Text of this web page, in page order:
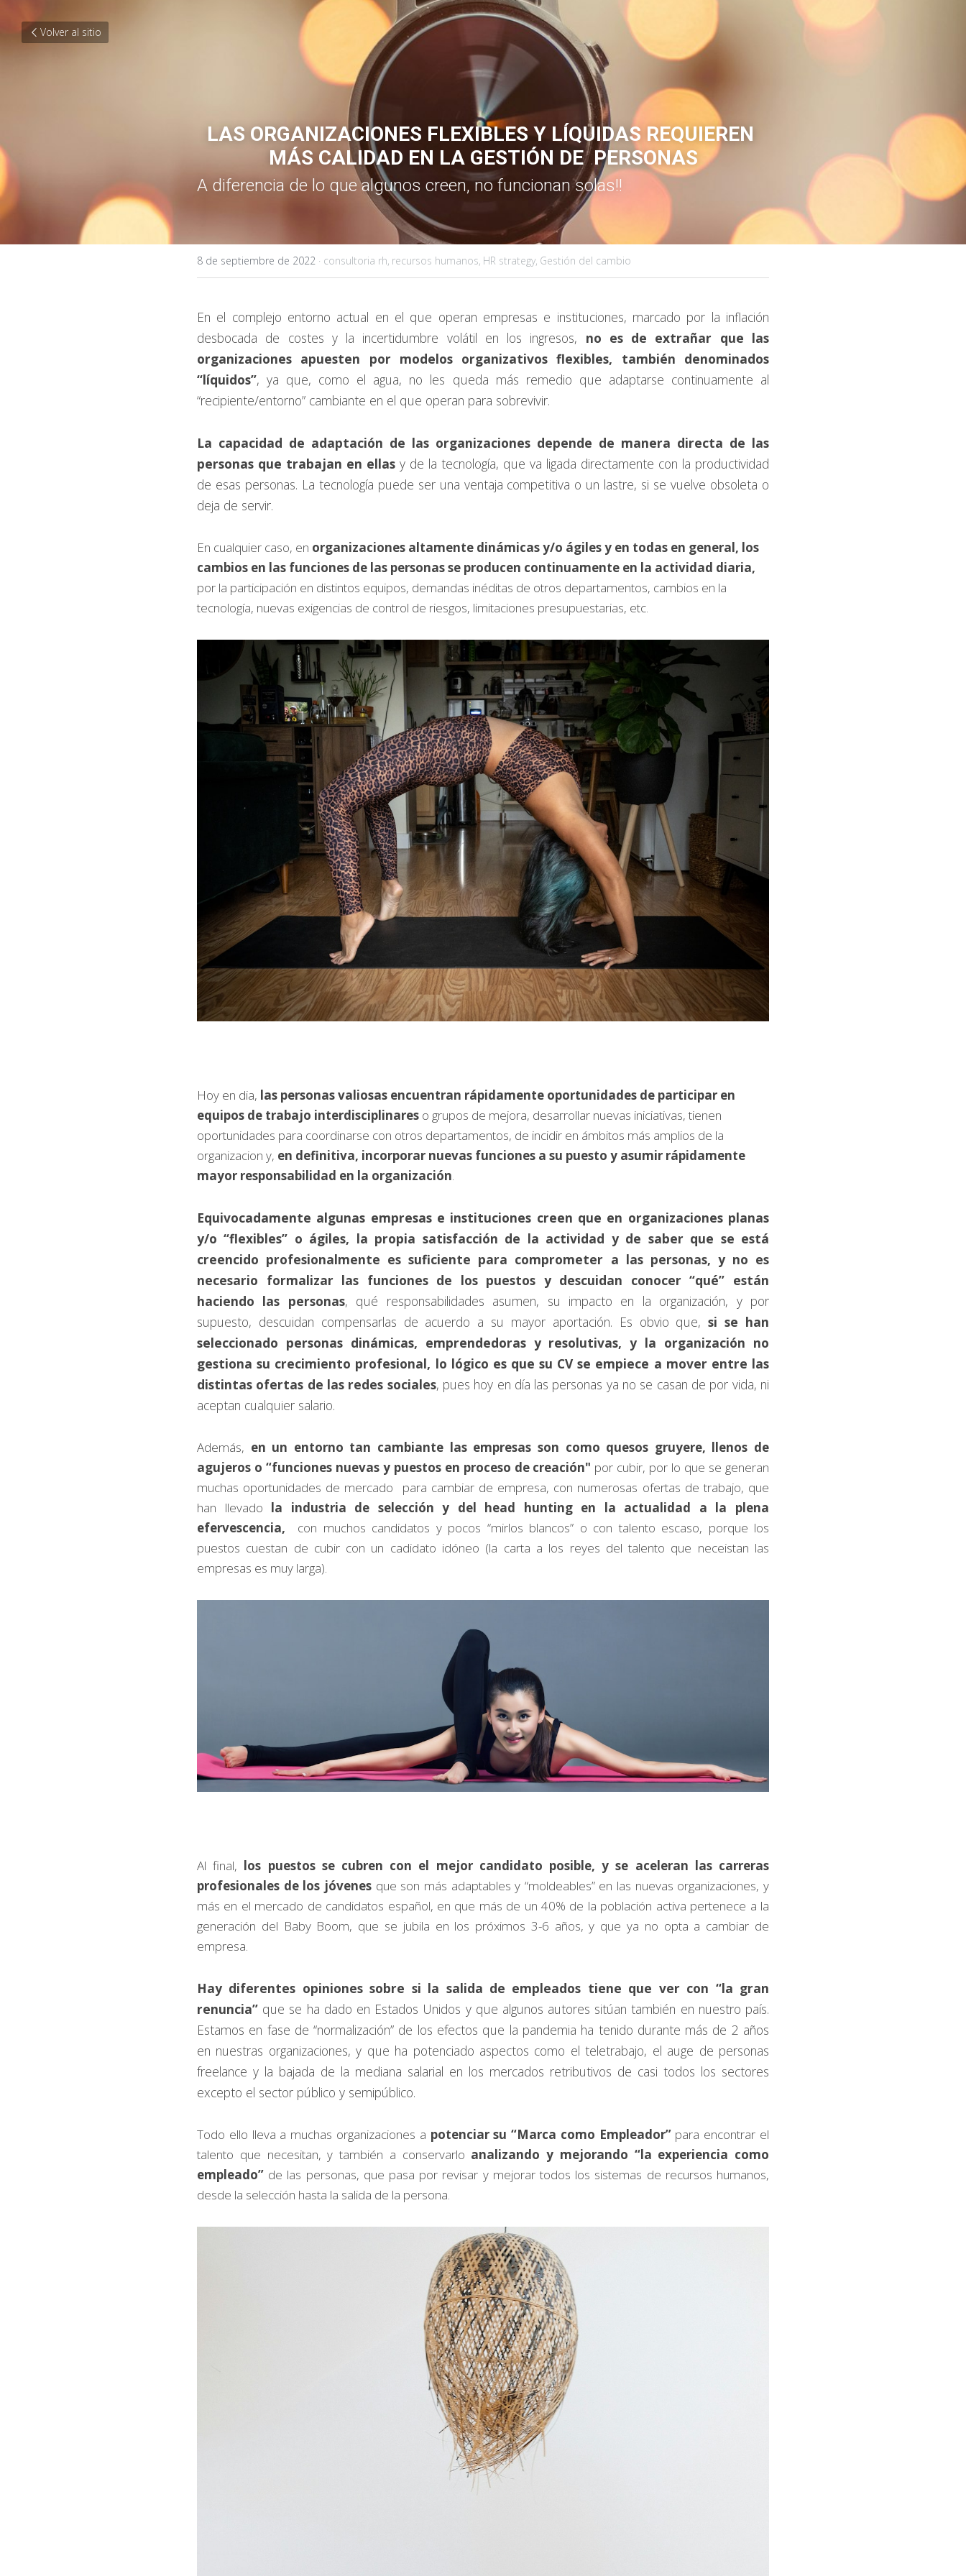
Volver al sitio
LAS ORGANIZACIONES FLEXIBLES Y LÍQUIDAS REQUIEREN
MÁS CALIDAD EN LA GESTIÓN DE  PERSONAS
A diferencia de lo que algunos creen, no funcionan solas!!
8 de septiembre de 2022 · consultoria rh, recursos humanos, HR strategy, Gestión del cambio
En el complejo entorno actual en el que operan empresas e instituciones, marcado por la inflación
desbocada de costes y la incertidumbre volátil en los ingresos, no es de extrañar que las
organizaciones apuesten por modelos organizativos flexibles, también denominados
“líquidos”, ya que, como el agua, no les queda más remedio que adaptarse continuamente al
“recipiente/entorno” cambiante en el que operan para sobrevivir.
La capacidad de adaptación de las organizaciones depende de manera directa de las
personas que trabajan en ellas y de la tecnología, que va ligada directamente con la productividad
de esas personas. La tecnología puede ser una ventaja competitiva o un lastre, si se vuelve obsoleta o
deja de servir.
En cualquier caso, en organizaciones altamente dinámicas y/o ágiles y en todas en general, los
cambios en las funciones de las personas se producen continuamente en la actividad diaria,
por la participación en distintos equipos, demandas inéditas de otros departamentos, cambios en la
tecnología, nuevas exigencias de control de riesgos, limitaciones presupuestarias, etc.
Hoy en dia, las personas valiosas encuentran rápidamente oportunidades de participar en
equipos de trabajo interdisciplinares o grupos de mejora, desarrollar nuevas iniciativas, tienen
oportunidades para coordinarse con otros departamentos, de incidir en ámbitos más amplios de la
organizacion y, en definitiva, incorporar nuevas funciones a su puesto y asumir rápidamente
mayor responsabilidad en la organización.
Equivocadamente algunas empresas e instituciones creen que en organizaciones planas
y/o “flexibles” o ágiles, la propia satisfacción de la actividad y de saber que se está
creencido profesionalmente es suficiente para comprometer a las personas, y no es
necesario formalizar las funciones de los puestos y descuidan conocer “qué” están
haciendo las personas, qué responsabilidades asumen, su impacto en la organización, y por
supuesto, descuidan compensarlas de acuerdo a su mayor aportación. Es obvio que, si se han
seleccionado personas dinámicas, emprendedoras y resolutivas, y la organización no
gestiona su crecimiento profesional, lo lógico es que su CV se empiece a mover entre las
distintas ofertas de las redes sociales, pues hoy en día las personas ya no se casan de por vida, ni
aceptan cualquier salario.
Además, en un entorno tan cambiante las empresas son como quesos gruyere, llenos de
agujeros o “funciones nuevas y puestos en proceso de creación" por cubir, por lo que se generan
muchas oportunidades de mercado  para cambiar de empresa, con numerosas ofertas de trabajo, que
han llevado la industria de selección y del head hunting en la actualidad a la plena
efervescencia,
  con muchos candidatos y pocos “mirlos blancos” o con talento escaso, porque los
puestos cuestan de cubir con un cadidato idóneo (la carta a los reyes del talento que neceistan las
empresas es muy larga).
Al final, los puestos se cubren con el mejor candidato posible, y se aceleran las carreras
profesionales de los jóvenes que son más adaptables y “moldeables” en las nuevas organizaciones, y
más en el mercado de candidatos español, en que más de un 40% de la población activa pertenece a la
generación del Baby Boom, que se jubila en los próximos 3-6 años, y que ya no opta a cambiar de
empresa.
Hay diferentes opiniones sobre si la salida de empleados tiene que ver con “la gran
renuncia” que se ha dado en Estados Unidos y que algunos autores sitúan también en nuestro país.
Estamos en fase de “normalización” de los efectos que la pandemia ha tenido durante más de 2 años
en nuestras organizaciones, y que ha potenciado aspectos como el teletrabajo, el auge de personas
freelance y la bajada de la mediana salarial en los mercados retributivos de casi todos los sectores
excepto el sector público y semipúblico.
Todo ello lleva a muchas organizaciones a potenciar su “Marca como Empleador” para encontrar el
talento que necesitan, y también a conservarlo analizando y mejorando “la experiencia como
empleado” de las personas, que pasa por revisar y mejorar todos los sistemas de recursos humanos,
desde la selección hasta la salida de la persona.